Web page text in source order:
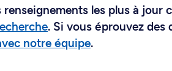
renseignements les plus à
. Si vous éprouvez
notre équipe.